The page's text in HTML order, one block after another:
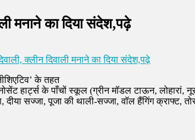
मनाने का दिया संदेश,पढ़े
क्लीन दिवाली मनाने का दिया संदेश,पढ़े
के तहत
हार्ट्स के पाँचों स्कूल (ग्रीन मॉडल टाऊन,
सज्जा, पूजा की थाली-सज्जा, वॉल हैंगिंग क्राफ्ट,